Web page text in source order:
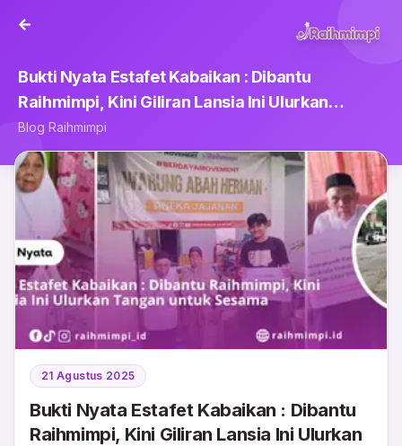
Bukti Nyata Estafet Kabaikan : Dibantu
Raihmimpi, Kini Giliran Lansia Ini Ulurkan
Tangan untuk Sesama
Blog Raihmimpi
21 Agustus 2025
Bukti Nyata Estafet Kabaikan : Dibantu
Raihmimpi, Kini Giliran Lansia Ini Ulurkan